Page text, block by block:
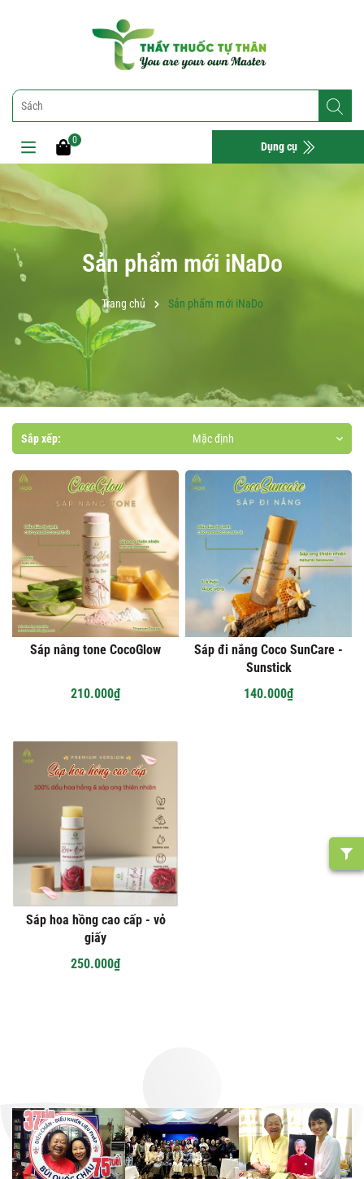
0 Dụng cụ
Sản phẩm mới iNaDo
Trang chủ Sản phẩm mới iNaDo
Sắp xếp: Mặc định
Sáp nâng tone CocoGlow
210.000₫
Sáp đi nắng Coco SunCare -
Sunstick
140.000₫
Sáp hoa hồng cao cấp - vỏ
giấy
250.000₫